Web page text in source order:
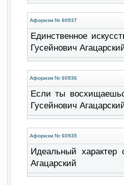
Афоризм № 60937
Единственное
Гусейнович
Афоризм № 60936
Если ты
Гусейнович
Афоризм № 60935
Идеальный характер
Агацарский